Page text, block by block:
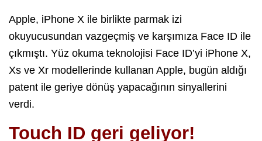
Apple, iPhone X ile birlikte parmak izi
okuyucusundan vazgeçmiş ve karşımıza Face ID ile
çıkmıştı. Yüz okuma teknolojisi Face ID’yi iPhone X,
Xs ve Xr modellerinde kullanan Apple, bugün aldığı
patent ile geriye dönüş yapacağının sinyallerini
verdi.
Touch ID geri geliyor!